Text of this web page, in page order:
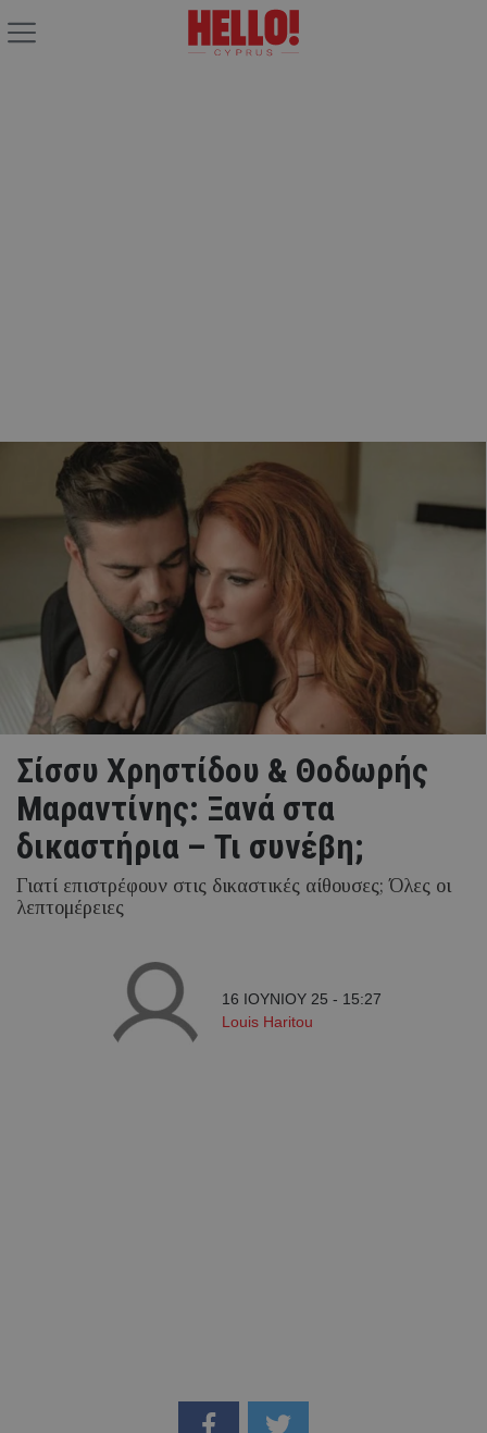
Σίσσυ Χρηστίδου & Θοδωρής
Μαραντίνης: Ξανά στα
δικαστήρια – Τι συνέβη;
Γιατί επιστρέφουν στις δικαστικές αίθουσες; Όλες οι
λεπτομέρειες
16 ΙΟΥΝΙΟΥ 25 - 15:27
Louis Haritou